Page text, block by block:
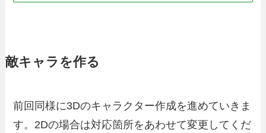
敵キャラを作る
前回同様に3Dのキャラクター作成を進めていきま
す。2Dの場合は対応箇所をあわせて変更してくだ